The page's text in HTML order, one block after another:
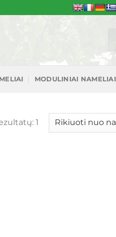
MODULINIAI NAMELIAI
1